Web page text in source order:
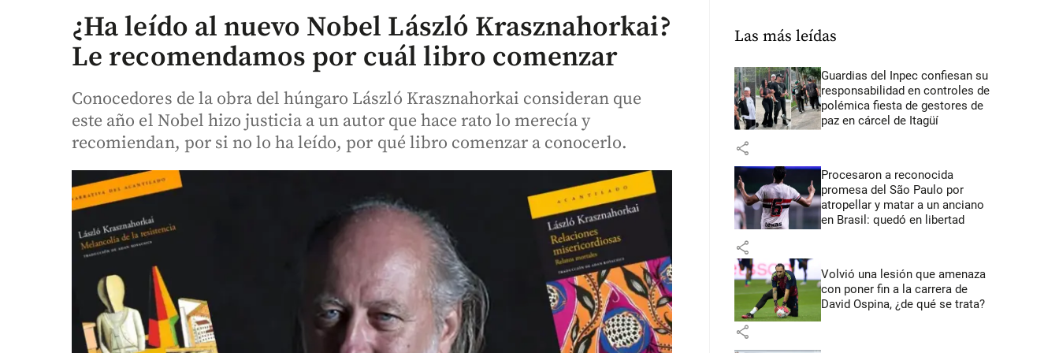
¿Ha leído al nuevo Nobel László Krasznahorkai?
Le recomendamos por cuál libro comenzar
Conocedores de la obra del húngaro László Krasznahorkai consideran que
este año el Nobel hizo justicia a un autor que hace rato lo merecía y
recomiendan, por si no lo ha leído, por qué libro comenzar a conocerlo.
Las más leídas
Guardias del Inpec confiesan su
responsabilidad en controles de
polémica fiesta de gestores de
paz en cárcel de Itagüí
share
Procesaron a reconocida
promesa del São Paulo por
atropellar y matar a un anciano
en Brasil: quedó en libertad
share
Volvió una lesión que amenaza
con poner fin a la carrera de
David Ospina, ¿de qué se trata?
share